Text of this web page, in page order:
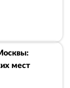
мест